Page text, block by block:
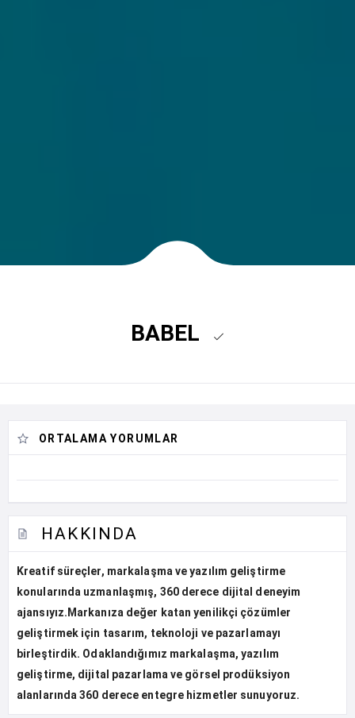
BABEL
ORTALAMA YORUMLAR
HAKKINDA
Kreatif süreçler, markalaşma ve yazılım geliştirme
konularında uzmanlaşmış, 360 derece dijital deneyim
ajansıyız.Markanıza değer katan yenilikçi çözümler
geliştirmek için tasarım, teknoloji ve pazarlamayı
birleştirdik. Odaklandığımız markalaşma, yazılım
geliştirme, dijital pazarlama ve görsel prodüksiyon
alanlarında 360 derece entegre hizmetler sunuyoruz.